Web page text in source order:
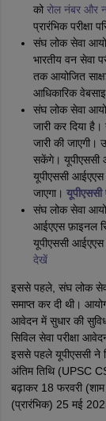
को रोल नंबर और
प्रारंभिक परीक्षा
संघ लोक सेवा
भारतीय वन सेवा
तक आयोजित
आधिकारिक
संघ लोक सेवा
जारी कर दिया
जारी की
सकेंगे। यूपीएससी
यूपीएससी
जाएगा।
संघ लोक सेवा
आईएएस फ़ाइनल
यूपीएससी आईएएस
देखें
इससे पहले, संघ लोक
समाप्त कर दी थी।
आवेदन में सुधार की
सिविल सेवा परीक्षा
इससे पहले यूपीएससी ने
अंतिम तिथि (UPSC
बढ़ाकर 18 फरवरी
(प्रारंभिक) 25 मई